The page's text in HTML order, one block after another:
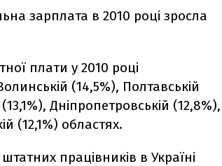
зарплата в 2010 році зросла
плати у 2010 році
(14,5%), Полтавській
Дніпропетровській (12,8%),
(12,1%) областях.
працівників в Україні